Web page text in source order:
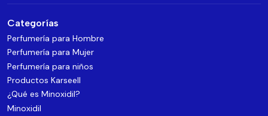
Categorías
Perfumería para Hombre
Perfumería para Mujer
Perfumería para niños
Productos Karseell
¿Qué es Minoxidil?
Minoxidil